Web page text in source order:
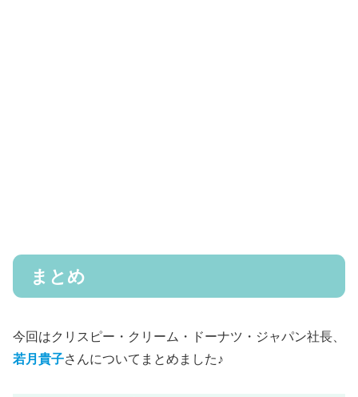
まとめ
今回はクリスピー・クリーム・ドーナツ・ジャパン社長、
若月貴子さんについてまとめました♪